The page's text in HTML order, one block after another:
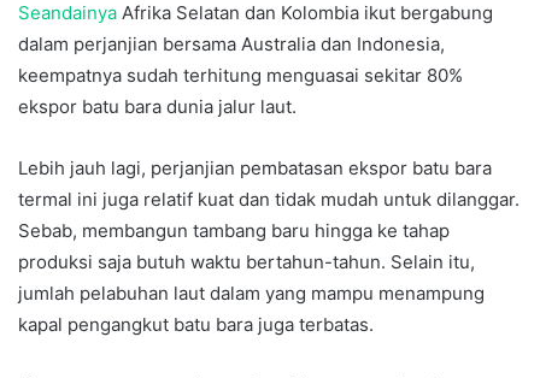
Seandainya Afrika Selatan dan Kolombia ikut bergabung
dalam perjanjian bersama Australia dan Indonesia,
keempatnya sudah terhitung menguasai sekitar 80%
ekspor batu bara dunia jalur laut.
Lebih jauh lagi, perjanjian pembatasan ekspor batu bara
termal ini juga relatif kuat dan tidak mudah untuk dilanggar.
Sebab, membangun tambang baru hingga ke tahap
produksi saja butuh waktu bertahun-tahun. Selain itu,
jumlah pelabuhan laut dalam yang mampu menampung
kapal pengangkut batu bara juga terbatas.